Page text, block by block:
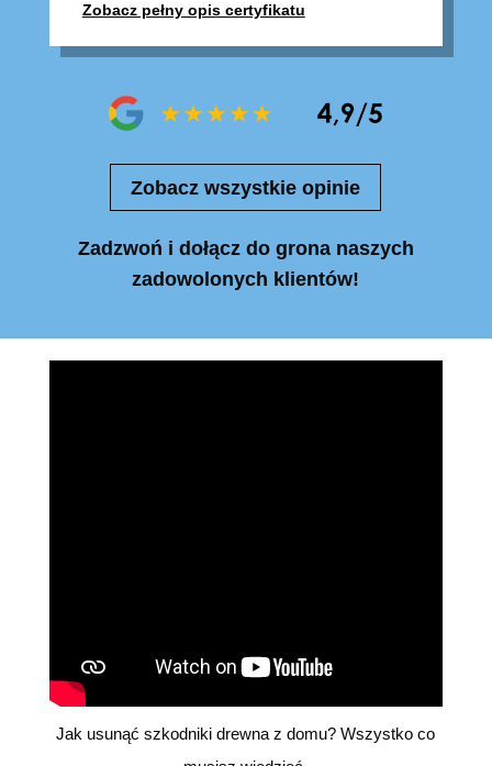
Zobacz pełny opis certyfikatu
Zobacz wszystkie opinie
Zadzwoń i dołącz do grona naszych
zadowolonych klientów!
Jak usunąć szkodniki drewna z domu? Wszystko co